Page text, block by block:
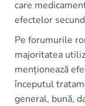
care
efectelor
Pe forumurile
majoritatea
menționează
începutul
general, bună,